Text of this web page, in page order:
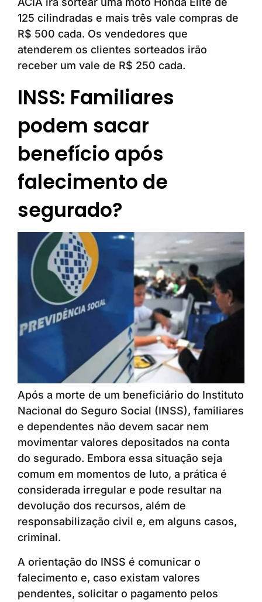
125 cilindradas e mais três vale compras de
R$ 500 cada. Os vendedores que
atenderem os clientes sorteados irão
receber um vale de R$ 250 cada.
INSS: Familiares
podem sacar
benefício após
falecimento de
segurado?
Após a morte de um beneficiário do Instituto
Nacional do Seguro Social (INSS), familiares
e dependentes não devem sacar nem
movimentar valores depositados na conta
do segurado. Embora essa situação seja
comum em momentos de luto, a prática é
considerada irregular e pode resultar na
devolução dos recursos, além de
responsabilização civil e, em alguns casos,
criminal.
A orientação do INSS é comunicar o
falecimento e, caso existam valores
pendentes, solicitar o pagamento pelos